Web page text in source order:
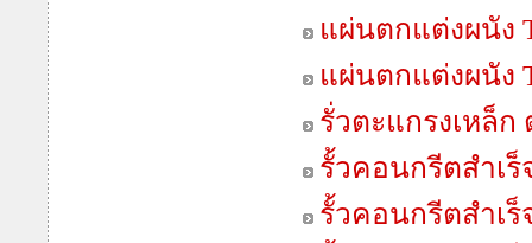
แผ่นตกแต่งผนัง
แผ่นตกแต่งผนัง
รั่วตะแกรงเหล็ก
รั้วคอนกรีตสำเร็
รั้วคอนกรีตสำเร็